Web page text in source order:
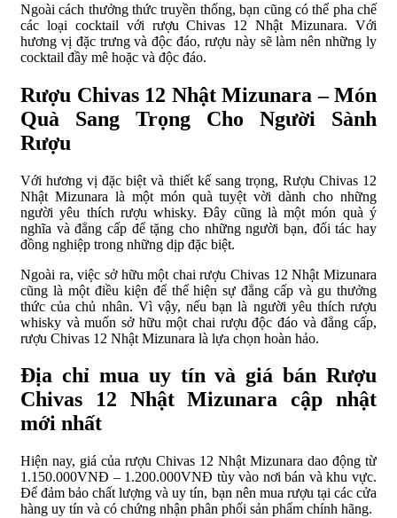
Ngoài cách thưởng thức truyền thống, bạn cũng có thể pha chế
các loại cocktail với rượu Chivas 12 Nhật Mizunara. Với
hương vị đặc trưng và độc đáo, rượu này sẽ làm nên những ly
cocktail đầy mê hoặc và độc đáo.
Rượu Chivas 12 Nhật Mizunara – Món
Quà Sang Trọng Cho Người Sành
Rượu
Với hương vị đặc biệt và thiết kế sang trọng, Rượu Chivas 12
Nhật Mizunara là một món quà tuyệt vời dành cho những
người yêu thích rượu whisky. Đây cũng là một món quà ý
nghĩa và đẳng cấp để tặng cho những người bạn, đối tác hay
đồng nghiệp trong những dịp đặc biệt.
Ngoài ra, việc sở hữu một chai rượu Chivas 12 Nhật Mizunara
cũng là một điều kiện để thể hiện sự đẳng cấp và gu thưởng
thức của chủ nhân. Vì vậy, nếu bạn là người yêu thích rượu
whisky và muốn sở hữu một chai rượu độc đáo và đẳng cấp,
rượu Chivas 12 Nhật Mizunara là lựa chọn hoàn hảo.
Địa chỉ mua uy tín và giá bán Rượu
Chivas 12 Nhật Mizunara cập nhật
mới nhất
Hiện nay, giá của rượu Chivas 12 Nhật Mizunara dao động từ
1.150.000VNĐ – 1.200.000VNĐ tùy vào nơi bán và khu vực.
Để đảm bảo chất lượng và uy tín, bạn nên mua rượu tại các cửa
hàng uy tín và có chứng nhận phân phối sản phẩm chính hãng.